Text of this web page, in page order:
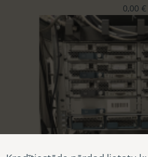
0,00 €